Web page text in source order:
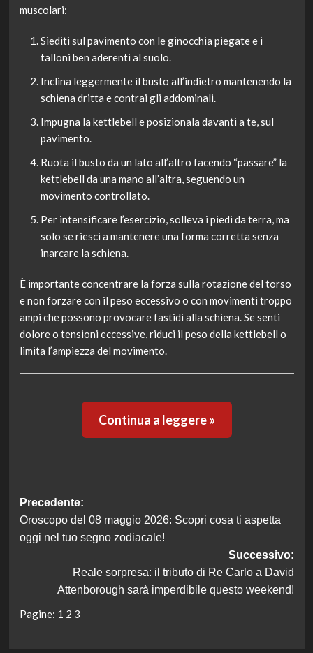
muscolari:
Siediti sul pavimento con le ginocchia piegate e i
talloni ben aderenti al suolo.
Inclina leggermente il busto all’indietro mantenendo la
schiena dritta e contrai gli addominali.
Impugna la kettlebell e posizionala davanti a te, sul
pavimento.
Ruota il busto da un lato all’altro facendo “passare” la
kettlebell da una mano all’altra, seguendo un
movimento controllato.
Per intensificare l’esercizio, solleva i piedi da terra, ma
solo se riesci a mantenere una forma corretta senza
inarcare la schiena.
È importante concentrare la forza sulla rotazione del torso
e non forzare con il peso eccessivo o con movimenti troppo
ampi che possono provocare fastidi alla schiena. Se senti
dolore o tensioni eccessive, riduci il peso della kettlebell o
limita l’ampiezza del movimento.
Continua a leggere »
Navigazione
articolo
Precedente:
Oroscopo del 08 maggio 2026: Scopri cosa ti aspetta
oggi nel tuo segno zodiacale!
Successivo:
Reale sorpresa: il tributo di Re Carlo a David
Attenborough sarà imperdibile questo weekend!
Pagine: 1 2 3